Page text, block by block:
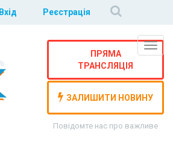
Вхід Реєстрація
ПРЯМА
ТРАНСЛЯЦІЯ
ЗАЛИШИТИ НОВИНУ
Повідомте нас про важливе